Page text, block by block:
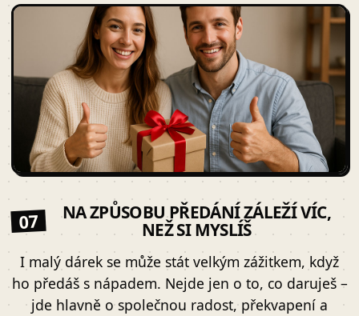
07 NA ZPŮSOBU PŘEDÁNÍ ZÁLEŽÍ VÍC,
NEŽ SI MYSLÍŠ
I malý dárek se může stát velkým zážitkem, když
ho předáš s nápadem. Nejde jen o to, co daruješ –
jde hlavně o společnou radost, překvapení a